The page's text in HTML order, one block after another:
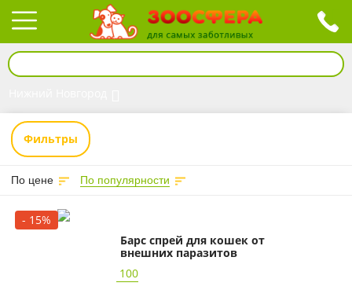
Фильтры
По цене По популярности
- 15%
Барс спрей для кошек от
внешних паразитов
100